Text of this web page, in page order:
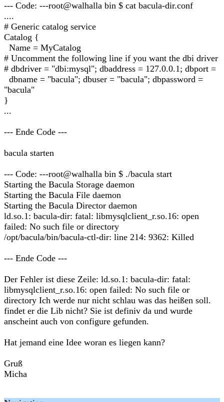
--- Code: ---root@walhalla bin $ cat bacula-dir.conf
....
# Generic catalog service
Catalog {
Name = MyCatalog
# Uncomment the following line if you want the dbi driver
# dbdriver = "dbi:mysql"; dbaddress = 127.0.0.1; dbport =
dbname = "bacula"; dbuser = "bacula"; dbpassword =
"bacula"
}
...
--- Ende Code ---
bacula starten
--- Code: ---root@walhalla bin $ ./bacula start
Starting the Bacula Storage daemon
Starting the Bacula File daemon
Starting the Bacula Director daemon
ld.so.1: bacula-dir: fatal: libmysqlclient_r.so.16: open
failed: No such file or directory
/opt/bacula/bin/bacula-ctl-dir: line 214: 9362: Killed
--- Ende Code ---
Der Fehler ist diese Zeile: ld.so.1: bacula-dir: fatal:
libmysqlclient_r.so.16: open failed: No such file or
directory Ich werde nur nicht schlau was das heißen soll.
findet er die Lib nicht? Sie ist definiv da und wurde
anscheint auch von configure gefunden.
Hat jemand eine Idee woran es liegen kann?
Gruß
Micha